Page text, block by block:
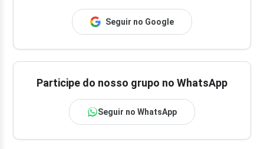
Seguir no Google
Participe do nosso grupo no WhatsApp
Seguir no WhatsApp